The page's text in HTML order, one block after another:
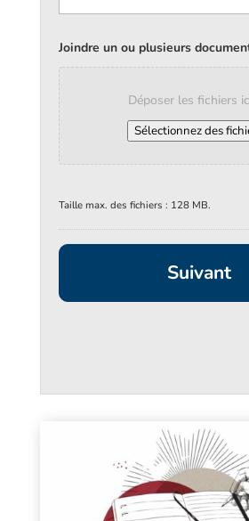
Joindre un ou plusieurs
Déposer les fichiers
Sélectionnez des
Taille max. des fichiers : 128 MB.